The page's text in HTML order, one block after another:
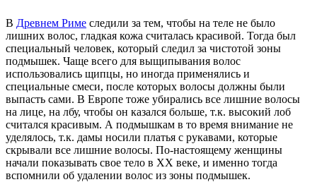
В Древнем Риме следили за тем, чтобы на теле не было
лишних волос, гладкая кожа считалась красивой. Тогда был
специальный человек, который следил за чистотой зоны
подмышек. Чаще всего для выщипывания волос
использовались щипцы, но иногда применялись и
специальные смеси, после которых волосы должны были
выпасть сами. В Европе тоже убирались все лишние волосы
на лице, на лбу, чтобы он казался больше, т.к. высокий лоб
считался красивым. А подмышкам в то время внимание не
уделялось, т.к. дамы носили платья с рукавами, которые
скрывали все лишние волосы. По-настоящему женщины
начали показывать свое тело в ХХ веке, и именно тогда
вспомнили об удалении волос из зоны подмышек.